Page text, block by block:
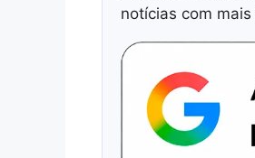
notícias com